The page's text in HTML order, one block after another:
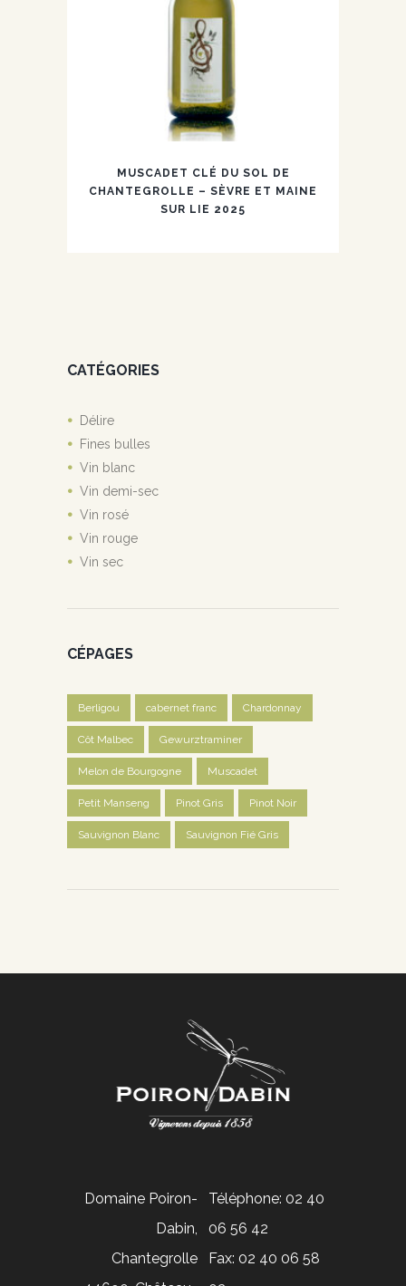
MUSCADET CLÉ DU SOL DE
CHANTEGROLLE – SÈVRE ET MAINE
SUR LIE 2025
CATÉGORIES
Délire
Fines bulles
Vin blanc
Vin demi-sec
Vin rosé
Vin rouge
Vin sec
CÉPAGES
Berligou cabernet franc Chardonnay
Côt Malbec Gewurztraminer
Melon de Bourgogne Muscadet
Petit Manseng Pinot Gris Pinot Noir
Sauvignon Blanc Sauvignon Fié Gris
Téléphone: 02 40
06 56 42
Fax: 02 40 06 58
Domaine Poiron-
Dabin,
Chantegrolle